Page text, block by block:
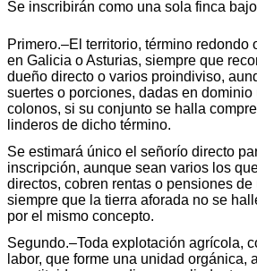
Se inscribirán como una sola finca
Primero.–El territorio, término redondo
en Galicia o Asturias, siempre que
dueño directo o varios proindiviso,
suertes o porciones, dadas en
colonos, si su conjunto se halla
linderos de dicho término.
Se estimará único el señorío directo
inscripción, aunque sean varios los
directos, cobren rentas o pensiones de
siempre que la tierra aforada no se
por el mismo concepto.
Segundo.–Toda explotación agrícola,
labor, que forme una unidad orgánica,